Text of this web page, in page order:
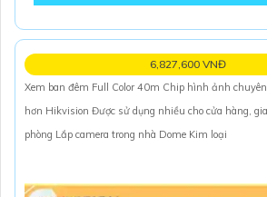
6,827,600 VNĐ
Xem ban đêm Full Color 40m Chip hình ảnh
hơn Hikvision Được sử dụng nhiều cho cửa hàng,
phòng Lắp camera trong nhà Dome Kim loại